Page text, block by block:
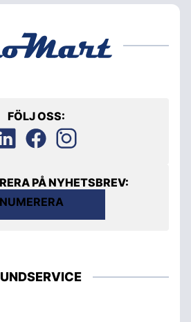
FÖLJ OSS:
PÅ NYHETSBREV: